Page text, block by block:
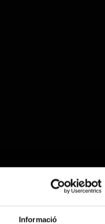
Informació